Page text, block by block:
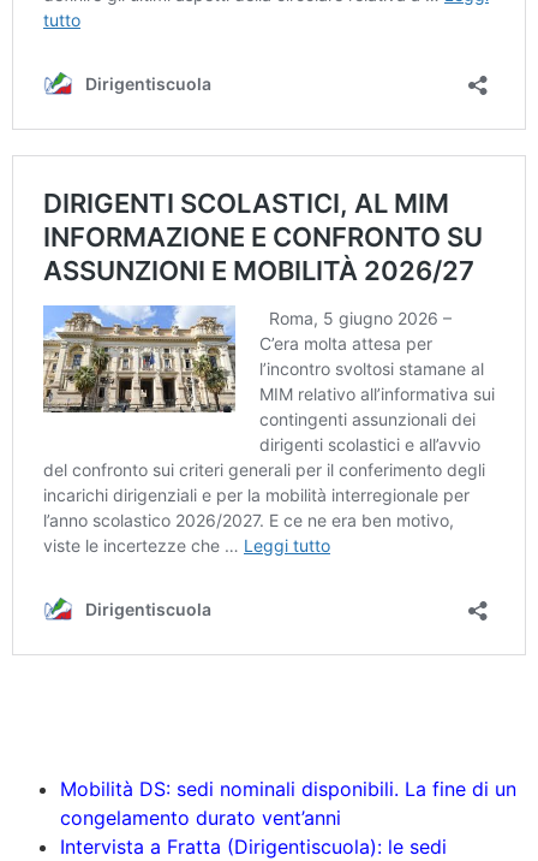
Mobilità DS: sedi nominali disponibili. La fine di un
congelamento durato vent’anni
Intervista a Fratta (Dirigentiscuola): le sedi